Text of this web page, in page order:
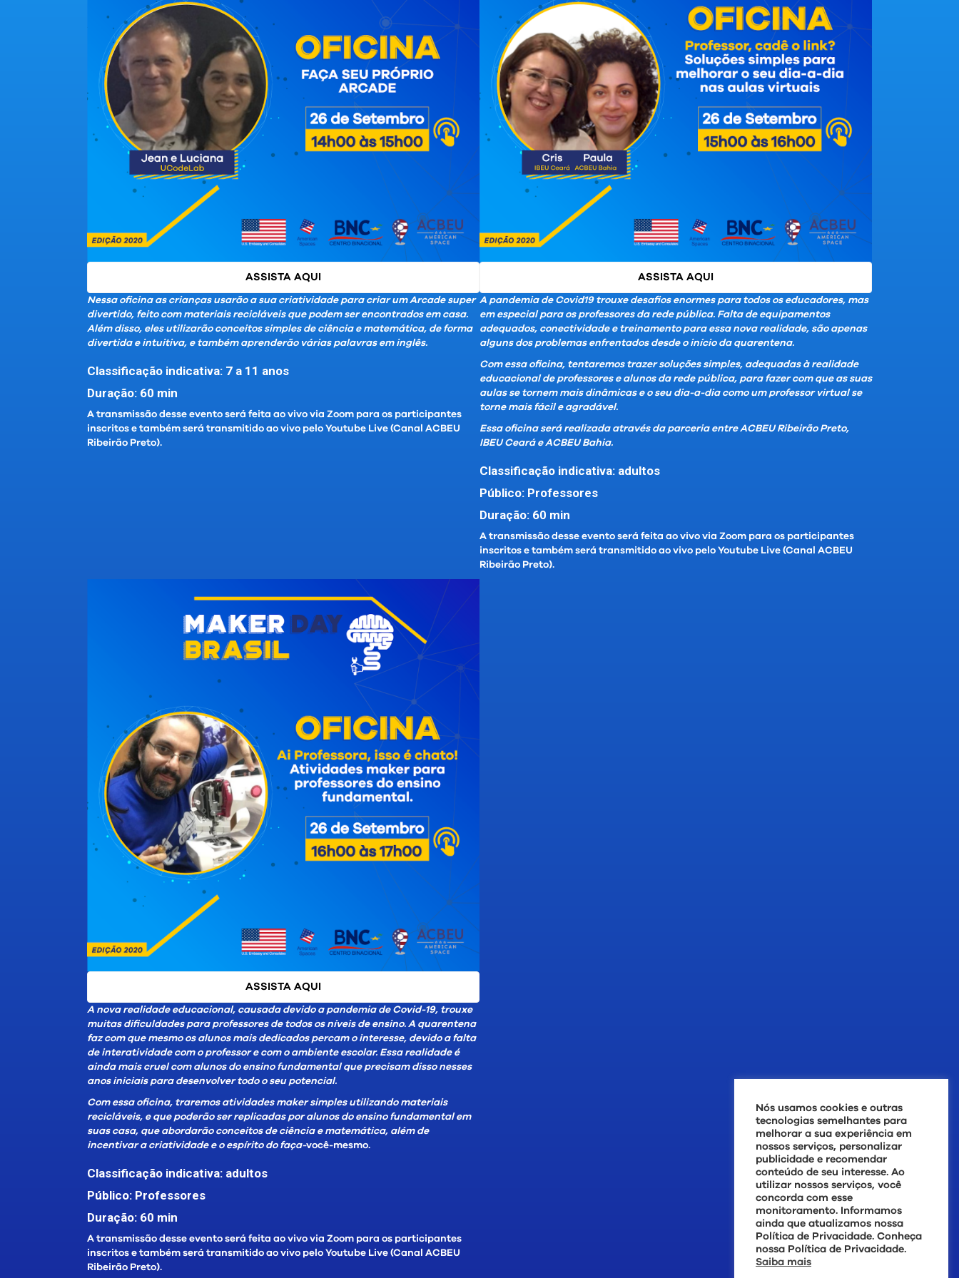
ASSISTA AQUI
Nessa oficina as crianças usarão a sua criatividade para criar um Arcade super
divertido, feito com materiais recicláveis que podem ser encontrados em casa.
Além disso, eles utilizarão conceitos simples de ciência e matemática, de forma
divertida e intuitiva, e também aprenderão várias palavras em inglês.
Classificação indicativa: 7 a 11 anos
Duração: 60 min
A transmissão desse evento será feita ao vivo via Zoom para os participantes
inscritos e também será transmitido ao vivo pelo Youtube Live (Canal ACBEU
Ribeirão Preto).
ASSISTA AQUI
A pandemia de Covid19 trouxe desafios enormes para todos os educadores, mas
em especial para os professores da rede pública. Falta de equipamentos
adequados, conectividade e treinamento para essa nova realidade, são apenas
alguns dos problemas enfrentados desde o início da quarentena.
Com essa oficina, tentaremos trazer soluções simples, adequadas à realidade
educacional de professores e alunos da rede pública, para fazer com que as suas
aulas se tornem mais dinâmicas e o seu dia-a-dia como um professor virtual se
torne mais fácil e agradável.
Essa oficina será realizada através da parceria entre ACBEU Ribeirão Preto,
IBEU Ceará e ACBEU Bahia.
Classificação indicativa: adultos
Público: Professores
Duração: 60 min
A transmissão desse evento será feita ao vivo via Zoom para os participantes
inscritos e também será transmitido ao vivo pelo Youtube Live (Canal ACBEU
Ribeirão Preto).
ASSISTA AQUI
A nova realidade educacional, causada devido a pandemia de Covid-19, trouxe
muitas dificuldades para professores de todos os níveis de ensino. A quarentena
faz com que mesmo os alunos mais dedicados percam o interesse, devido a falta
de interatividade com o professor e com o ambiente escolar. Essa realidade é
ainda mais cruel com alunos do ensino fundamental que precisam disso nesses
anos iniciais para desenvolver todo o seu potencial.
Com essa oficina, traremos atividades maker simples utilizando materiais
recicláveis, e que poderão ser replicadas por alunos do ensino fundamental em
suas casa, que abordarão conceitos de ciência e matemática, além de
incentivar a criatividade e o espírito do faça-você-mesmo.
Classificação indicativa: adultos
Público: Professores
Duração: 60 min
A transmissão desse evento será feita ao vivo via Zoom para os participantes
inscritos e também será transmitido ao vivo pelo Youtube Live (Canal ACBEU
Ribeirão Preto).
Nós usamos cookies e outras
tecnologias semelhantes para
melhorar a sua experiência em
nossos serviços, personalizar
publicidade e recomendar
conteúdo de seu interesse. Ao
utilizar nossos serviços, você
concorda com esse
monitoramento. Informamos
ainda que atualizamos nossa
Política de Privacidade. Conheça
nossa Política de Privacidade.
Saiba mais